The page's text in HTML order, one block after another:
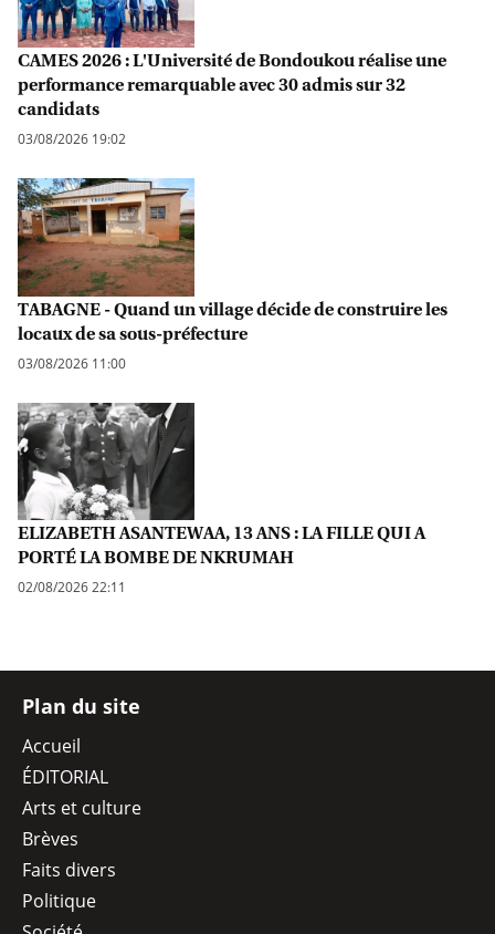
CAMES 2026 : L'Université de Bondoukou réalise une
performance remarquable avec 30 admis sur 32
candidats
03/08/2026 19:02
TABAGNE - Quand un village décide de construire les
locaux de sa sous-préfecture
03/08/2026 11:00
ELIZABETH ASANTEWAA, 13 ANS : LA FILLE QUI A
PORTÉ LA BOMBE DE NKRUMAH
02/08/2026 22:11
Plan du site
Accueil
ÉDITORIAL
Arts et culture
Brèves
Faits divers
Politique